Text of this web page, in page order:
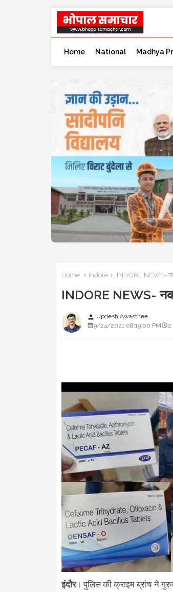
Home National Madhya
Home Indore INDORE NEWS-
INDORE NEWS-
person Updesh Awasthee
9/24/2021 08:19:00 PM
2
इंदौर। पुलिस की क्राइम ब्रांच ने